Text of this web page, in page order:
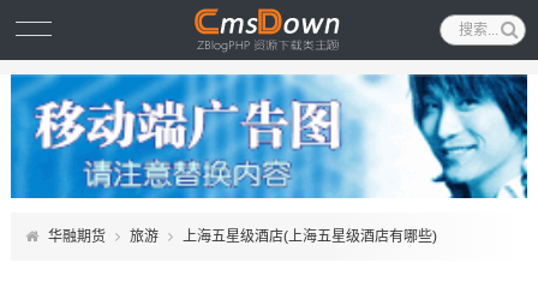
华融期货 旅游 上海五星级酒店(上海五星级酒店有哪些)